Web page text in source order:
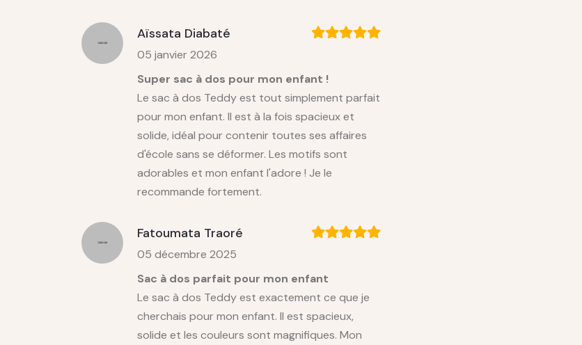
Aïssata Diabaté
05 janvier 2026
Super sac à dos pour mon enfant !
Le sac à dos Teddy est tout simplement parfait
pour mon enfant. Il est à la fois spacieux et
solide, idéal pour contenir toutes ses affaires
d'école sans se déformer. Les motifs sont
adorables et mon enfant l'adore ! Je le
recommande fortement.
Fatoumata Traoré
05 décembre 2025
Sac à dos parfait pour mon enfant
Le sac à dos Teddy est exactement ce que je
cherchais pour mon enfant. Il est spacieux,
solide et les couleurs sont magnifiques. Mon